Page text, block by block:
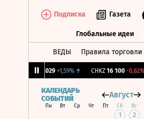
Подписка Газета
Глобальные идеи
ВЕДЫ Правила торговли
+1,59%↑ CHKZ 16 100 -0,62%↓
КАЛЕНДАРЬ
СОБЫТИЙ
Август
Пн Вт Ср Чт Пт Сб Вс
1 2